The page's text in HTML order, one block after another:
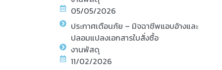
05/05/2026
ประกาศเตือนภัย – มิจฉาชีพแอบอ้างและ
ปลอมแปลงเอกสารใบสั่งซื้อ
งานพัสดุ
11/02/2026